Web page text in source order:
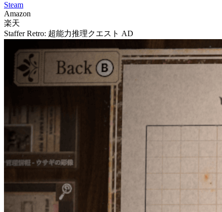
Steam
Amazon
楽天
Staffer Retro: 超能力推理クエスト AD